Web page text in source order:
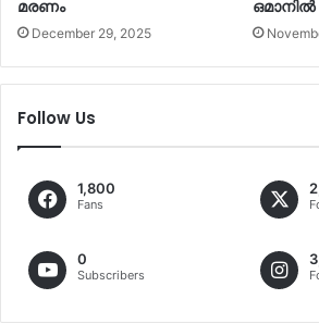
മരണം
December 29, 2025
Follow Us
1,800
Fans
0
Subscribers